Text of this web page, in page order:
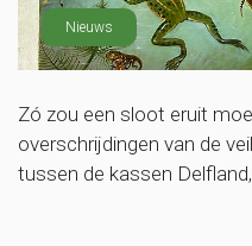
Nieuws
Zó zou een sloot eruit
overschrijdingen van de
tussen de kassen Delfland,